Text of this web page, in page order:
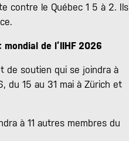
contre le Québec 1 5 à 2. Ils
de l’IIHF 2026
de soutien qui se joindra à
du 15 au 31 mai à Zürich et
à 11 autres membres du